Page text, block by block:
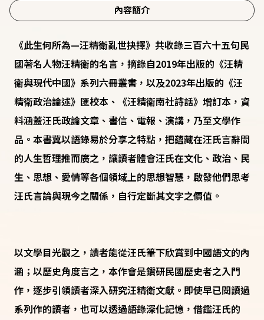
內容簡介
《此生何所為—汪精衛亂世抉擇》共收錄三百六十五句民
國著名人物汪精衛的名言，摘錄自2019年出版的《汪精
衛與現代中國》系列六冊叢書，以及2023年出版的《汪
精衛政治論述》匯校本、《汪精衛南社詩話》增訂本，資
料涵蓋汪氏政論文章、書信、電報、演講，乃至文學作
品。本書冀以語錄易於分享之特點，把蘊藏在汪氏言辭間
的人生哲理推而廣之，讓讀者體會汪氏在文化、政治、民
生、思想、愛情等各個領域上的思想智慧，啟發他們思考
汪氏言論與現今之關係，自行定斷其文字之價值。
以文學目光觀之，讀者能從汪氏筆下欣賞到中國語文的內
涵；以歷史角度言之，本作會是鑽研民國歷史者之入門
作，逐步引領讀者深入研究汪精衛文獻。即使早已閱讀過
系列作的讀者，也可以透過語錄深化記憶，借鑑汪氏的